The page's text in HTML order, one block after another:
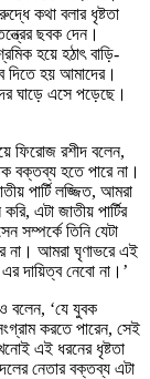
কথা বলার ধৃষ্টতা
ছবক দেন।
হয়ে হঠাৎ বাড়ি-
দিতে হয় আমাদের।
ঘাড়ে এসে পড়েছে।
ফিরোজ রশীদ বলেন,
বক্তব্য হতে পারে না।
পার্টি লজ্জিত, আমরা
এটা জাতীয় পার্টির
সম্পর্কে তিনি যেটা
না। আমরা ঘৃণাভরে এই
দায়িত্ব নেবো না।’
বলেন, ‘যে যুবক
করতে পারেন, সেই
এই ধরনের ধৃষ্টতা
নেতার বক্তব্য এটা